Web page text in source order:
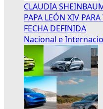
CLAUDIA
PAPA LEÓN XIV
FECHA DEFINIDA
Nacional e